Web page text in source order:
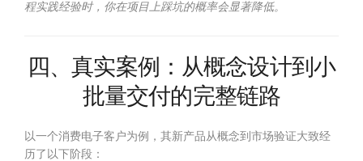
程实践经验时，你在项目上踩坑的概率会显著降低。
四、真实案例：从概念设计到小
批量交付的完整链路
以一个消费电子客户为例，其新产品从概念到市场验证大致经
历了以下阶段：